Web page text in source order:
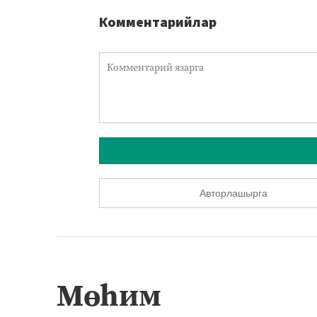
Комментарийлар
Авторлашырга
Мөһим